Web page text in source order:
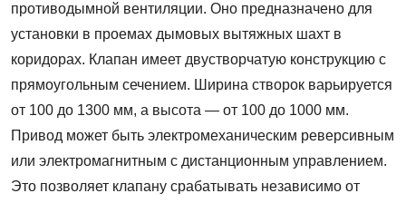
противодымной вентиляции. Оно предназначено для
установки в проемах дымовых вытяжных шахт в
коридорах. Клапан имеет двустворчатую конструкцию с
прямоугольным сечением. Ширина створок варьируется
от 100 до 1300 мм, а высота — от 100 до 1000 мм.
Привод может быть электромеханическим реверсивным
или электромагнитным с дистанционным управлением.
Это позволяет клапану срабатывать независимо от